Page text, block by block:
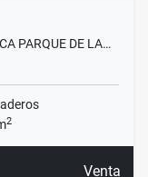
PARQUE DE LA…
2
Venta